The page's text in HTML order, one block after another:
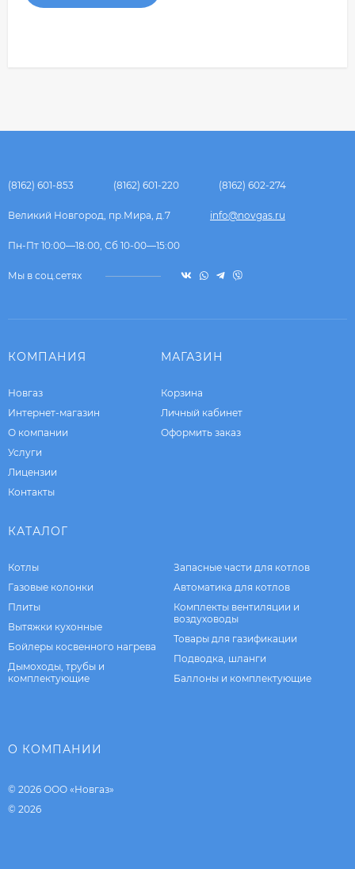
(8162) 601-853 (8162) 601-220 (8162) 602-274
Великий Новгород, пр.Мира, д.7 info@novgas.ru
Пн-Пт 10:00—18:00, Сб 10-00—15:00
Мы в соц.сетях
КОМПАНИЯ
Новгаз
Интернет-магазин
О компании
Услуги
Лицензии
Контакты
МАГАЗИН
Корзина
Личный кабинет
Оформить заказ
КАТАЛОГ
Котлы
Газовые колонки
Плиты
Вытяжки кухонные
Бойлеры косвенного нагрева
Дымоходы, трубы и
комплектующие
Запасные части для котлов
Автоматика для котлов
Комплекты вентиляции и
воздуховоды
Товары для газификации
Подводка, шланги
Баллоны и комплектующие
О КОМПАНИИ
© 2026 ООО «Новгаз»
© 2026